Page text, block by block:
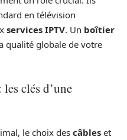
en télévision
services IPTV. Un boîtier
qualité globale de votre
clés d’une
le choix des câbles et